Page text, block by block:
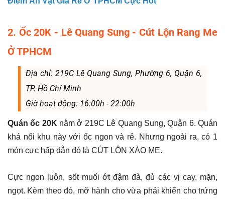
2. Ốc 20K - Lê Quang Sung - Cút Lộn Rang Me
Ở TPHCM
Địa chỉ: 219C Lê Quang Sung, Phường 6, Quận 6,
TP. Hồ Chí Minh
Giờ hoạt động: 16:00h - 22:00h
Quán ốc 20K nằm ở 219C Lê Quang Sung, Quận 6. Quán
khá nổi khu này với ốc ngon và rẻ. Nhưng ngoài ra, có 1
món cực hấp dẫn đó là CÚT LỘN XÀO ME.
Cực ngon luôn, sốt muối ớt đậm đà, đủ các vị cay, mặn,
ngọt. Kèm theo đó, mỡ hành cho vừa phải khiến cho trứng